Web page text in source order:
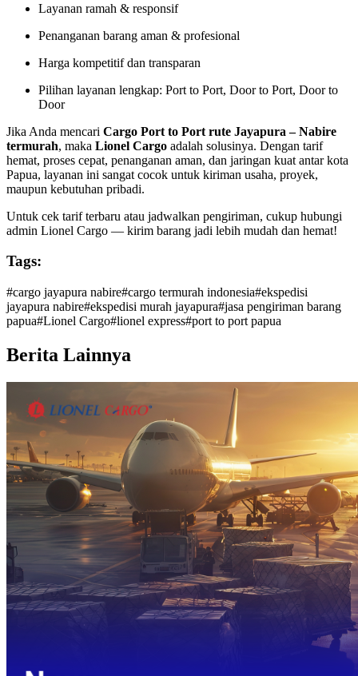
Layanan ramah & responsif
Penanganan barang aman & profesional
Harga kompetitif dan transparan
Pilihan layanan lengkap: Port to Port, Door to Port, Door to
Door
Jika Anda mencari Cargo Port to Port rute Jayapura – Nabire
termurah, maka Lionel Cargo adalah solusinya. Dengan tarif
hemat, proses cepat, penanganan aman, dan jaringan kuat antar kota
Papua, layanan ini sangat cocok untuk kiriman usaha, proyek,
maupun kebutuhan pribadi.
Untuk cek tarif terbaru atau jadwalkan pengiriman, cukup hubungi
admin Lionel Cargo — kirim barang jadi lebih mudah dan hemat!
Tags:
#cargo jayapura nabire#cargo termurah indonesia#ekspedisi
jayapura nabire#ekspedisi murah jayapura#jasa pengiriman barang
papua#Lionel Cargo#lionel express#port to port papua
Berita Lainnya